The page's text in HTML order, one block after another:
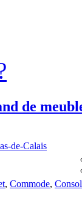
de
de-Calais
, Commode,